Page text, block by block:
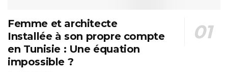
Femme et architecte
Installée à son propre compte
en Tunisie : Une équation
impossible ?